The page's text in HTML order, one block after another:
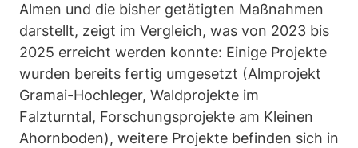
Almen und die bisher getätigten Maßnahmen
darstellt, zeigt im Vergleich, was von 2023 bis
2025 erreicht werden konnte: Einige Projekte
wurden bereits fertig umgesetzt (Almprojekt
Gramai-Hochleger, Waldprojekte im
Falzturntal, Forschungsprojekte am Kleinen
Ahornboden), weitere Projekte befinden sich in